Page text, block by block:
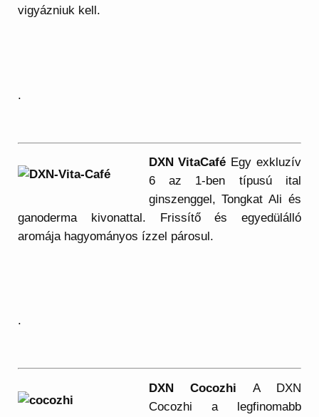
vigyázniuk kell.
.
DXN VitaCafé Egy exkluzív
6 az 1-ben típusú ital
ginszenggel, Tongkat Ali és
ganoderma kivonattal. Frissítő és egyedülálló
aromája hagyományos ízzel párosul.
.
DXN Cocozhi A DXN
Cocozhi a legfinomabb